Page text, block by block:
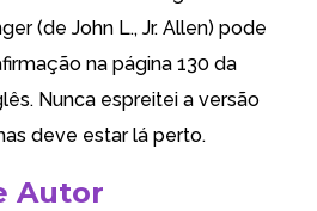
(de John L., Jr. Allen) pode
na página 130 da
Nunca espreitei a versão
deve estar lá perto.
Autor